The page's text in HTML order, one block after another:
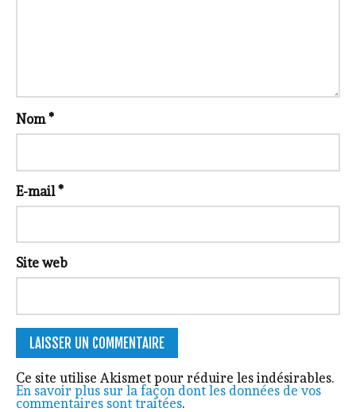
Nom*
E-mail*
Site web
Ce site utilise Akismet pour réduire les indésirables.
En savoir plus sur la façon dont les données de vos
commentaires sont traitées.